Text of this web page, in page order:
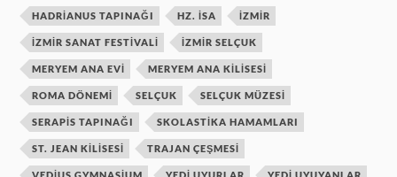
HADRIANUS TAPINAĞI HZ. ISA IZMIR
IZMIR SANAT FESTIVALI IZMIR SELÇUK
MERYEM ANA EVI MERYEM ANA KILISESI
ROMA DÖNEMI SELÇUK SELÇUK MÜZESI
SERAPIS TAPINAĞI SKOLASTIKA HAMAMLARI
ST. JEAN KILISESI TRAJAN ÇEŞMESI